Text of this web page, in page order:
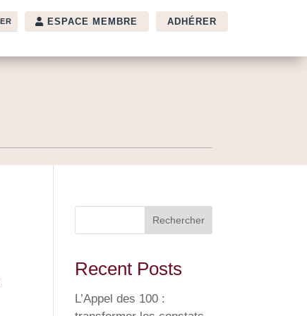
ESPACE MEMBRE ADHÉRER
Rechercher
Recent Posts
L’Appel des 100 :